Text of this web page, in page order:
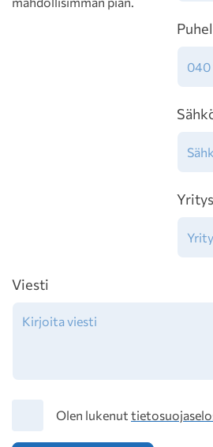
Yritys
Viesti
TietosuojaOlen lukenut